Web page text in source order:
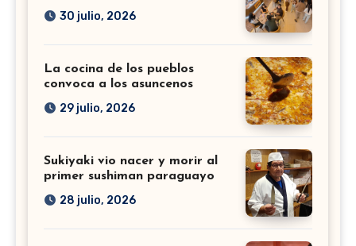
30 julio, 2026
La cocina de los pueblos
convoca a los asuncenos
29 julio, 2026
Sukiyaki vio nacer y morir al
primer sushiman paraguayo
28 julio, 2026